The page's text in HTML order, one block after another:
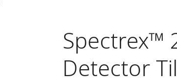
Spectrex™
Detector